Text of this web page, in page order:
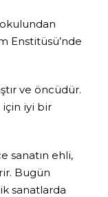
Enstitüsü’nde
ve öncüdür.
için iyi bir
sanatın ehli,
Bugün
sanatlarda